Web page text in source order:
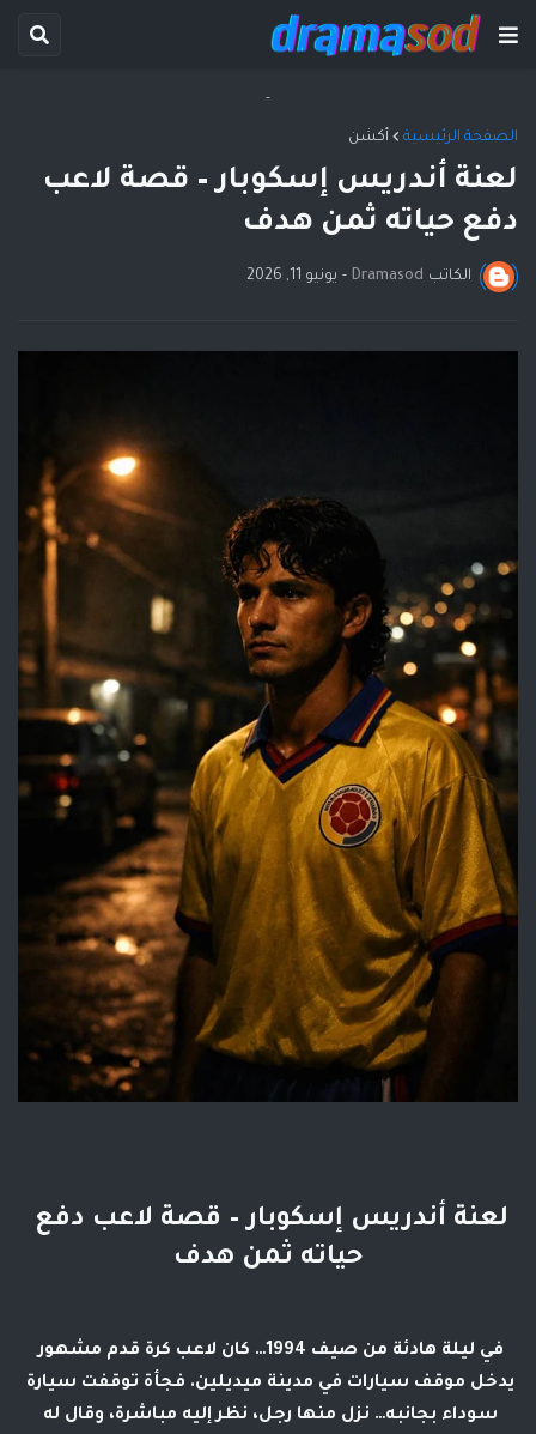
-
الصفحة الرئيسية أكشن
لعنة أندريس إسكوبار – قصة لاعب
دفع حياته ثمن هدف
الكاتب Dramasod
- يونيو 11, 2026
حياته ثمن هدف
في ليلة هادئة من صيف 1994… كان لاعب كرة قدم مشهور